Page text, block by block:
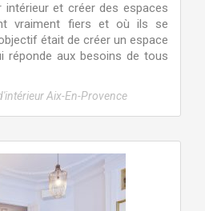
intérieur et créer des espaces
vraiment fiers et où ils se
était de créer un espace
réponde aux besoins de tous
Aix-En-Provence